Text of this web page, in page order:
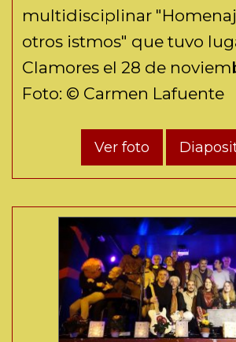
multidisciplinar
otros istmos" que tuvo
Clamores el 28 de
Foto: © Carmen Lafuente
Ver foto